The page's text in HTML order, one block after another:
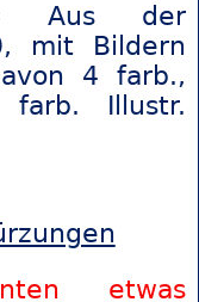
Aus der
mit Bildern
4 farb.,
farb. Illustr.
etwas